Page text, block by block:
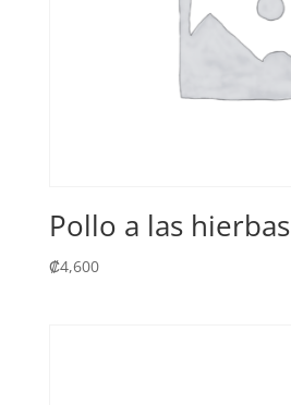
Pollo a las hierbas
₡4,600